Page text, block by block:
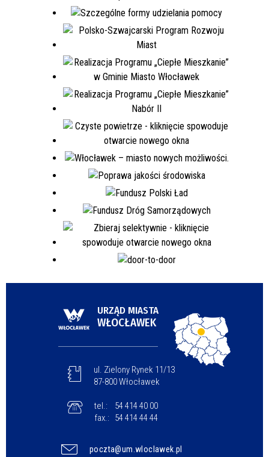
URZĄD MIASTA
WŁOCŁAWEK
ul. Zielony Rynek 11/13
87-800 Włocławek
tel.:
54 414 40 00
fax.:
54 414 44 44
poczta@um.wloclawek.pl